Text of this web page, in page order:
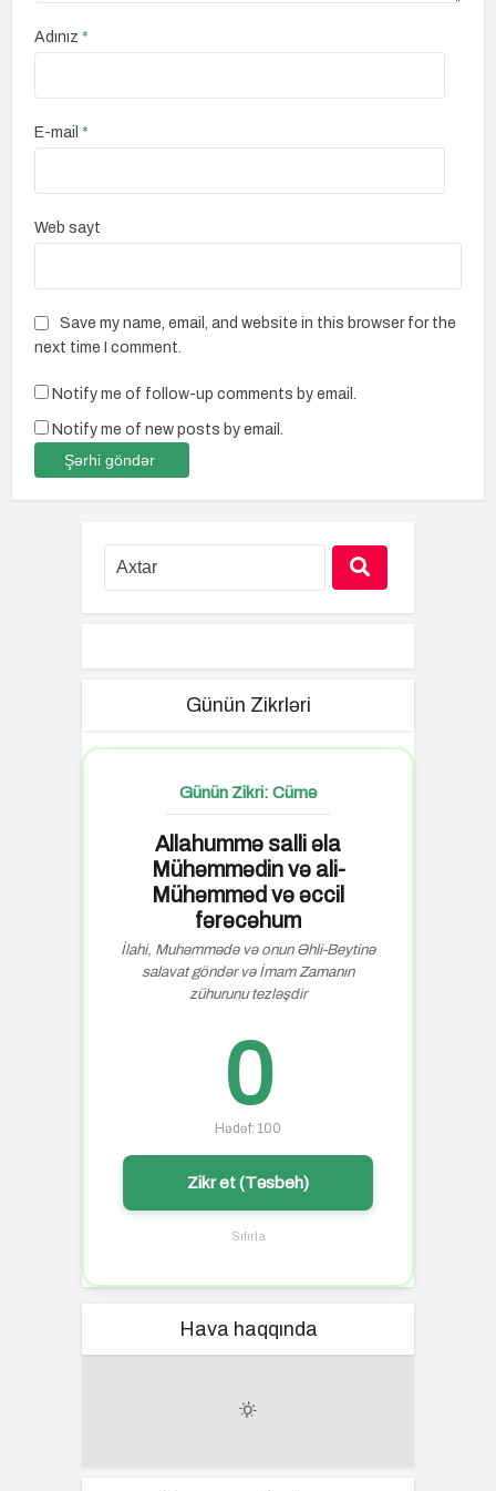
Adınız*
E-mail*
Web sayt
Save my name, email, and website in this browser for the
next time I comment.
Notify me of follow-up comments by email.
Notify me of new posts by email.
Günün Zikrləri
Günün Zikri: Cümə
Allahummə salli əla
Mühəmmədin və ali-
Mühəmməd və əccil
fərəcəhum
İlahi, Muhəmmədə və onun Əhli-Beytinə
salavat göndər və İmam Zamanın
zühurunu tezləşdir
0
Hədəf: 100
Zikr et (Təsbeh)
Sıfırla
Hava haqqında